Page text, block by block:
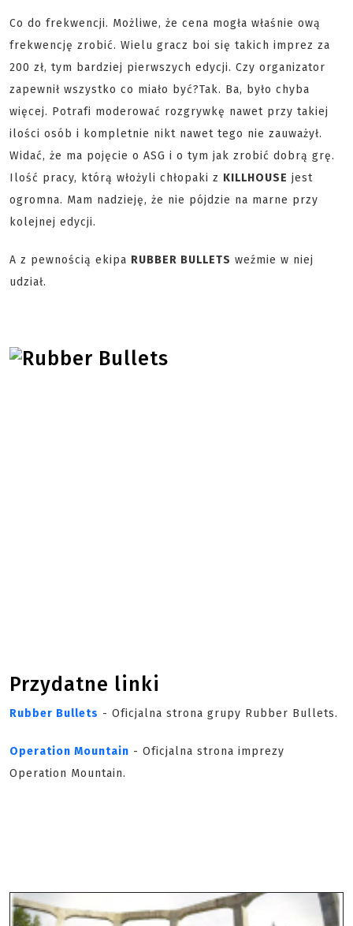
Co do frekwencji. Możliwe, że cena mogła właśnie ową
frekwencję zrobić. Wielu gracz boi się takich imprez za
200 zł, tym bardziej pierwszych edycji. Czy organizator
zapewnił wszystko co miało być?Tak. Ba, było chyba
więcej. Potrafi moderować rozgrywkę nawet przy takiej
ilości osób i kompletnie nikt nawet tego nie zauważył.
Widać, że ma pojęcie o ASG i o tym jak zrobić dobrą grę.
Ilość pracy, którą włożyli chłopaki z KILLHOUSE jest
ogromna. Mam nadzieję, że nie pójdzie na marne przy
kolejnej edycji.
A z pewnością ekipa RUBBER BULLETS weźmie w niej
udział.
Przydatne linki
Rubber Bullets - Oficjalna strona grupy Rubber Bullets.
Operation Mountain - Oficjalna strona imprezy
Operation Mountain.